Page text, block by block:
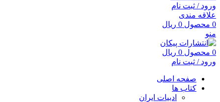
ورود / ثبت نام
علاقه مندی
0 محصول 0 ریال
منو
0 محصول 0 ریال
ورود / ثبت نام
صفحه اصلی
کتاب ها
ادبیات ایران